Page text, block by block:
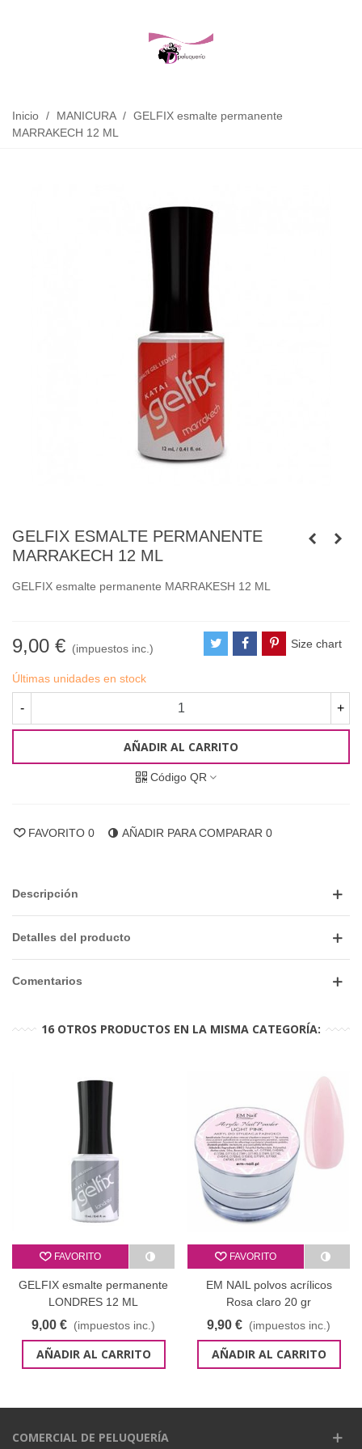
Inicio / MANICURA / GELFIX esmalte permanente
MARRAKECH 12 ML
GELFIX ESMALTE PERMANENTE
MARRAKECH 12 ML
GELFIX esmalte permanente MARRAKESH 12 ML
9,00 € (impuestos inc.) Size chart
Últimas unidades en stock
- +
AÑADIR AL CARRITO
Código QR
FAVORITO 0 AÑADIR PARA COMPARAR 0
Descripción
Detalles del producto
Comentarios
16 OTROS PRODUCTOS EN LA MISMA CATEGORÍA:
FAVORITO
GELFIX esmalte permanente
LONDRES 12 ML
9,00 € (impuestos inc.)
AÑADIR AL CARRITO
FAVORITO
EM NAIL polvos acrílicos
Rosa claro 20 gr
9,90 € (impuestos inc.)
AÑADIR AL CARRITO
COMERCIAL DE PELUQUERÍA